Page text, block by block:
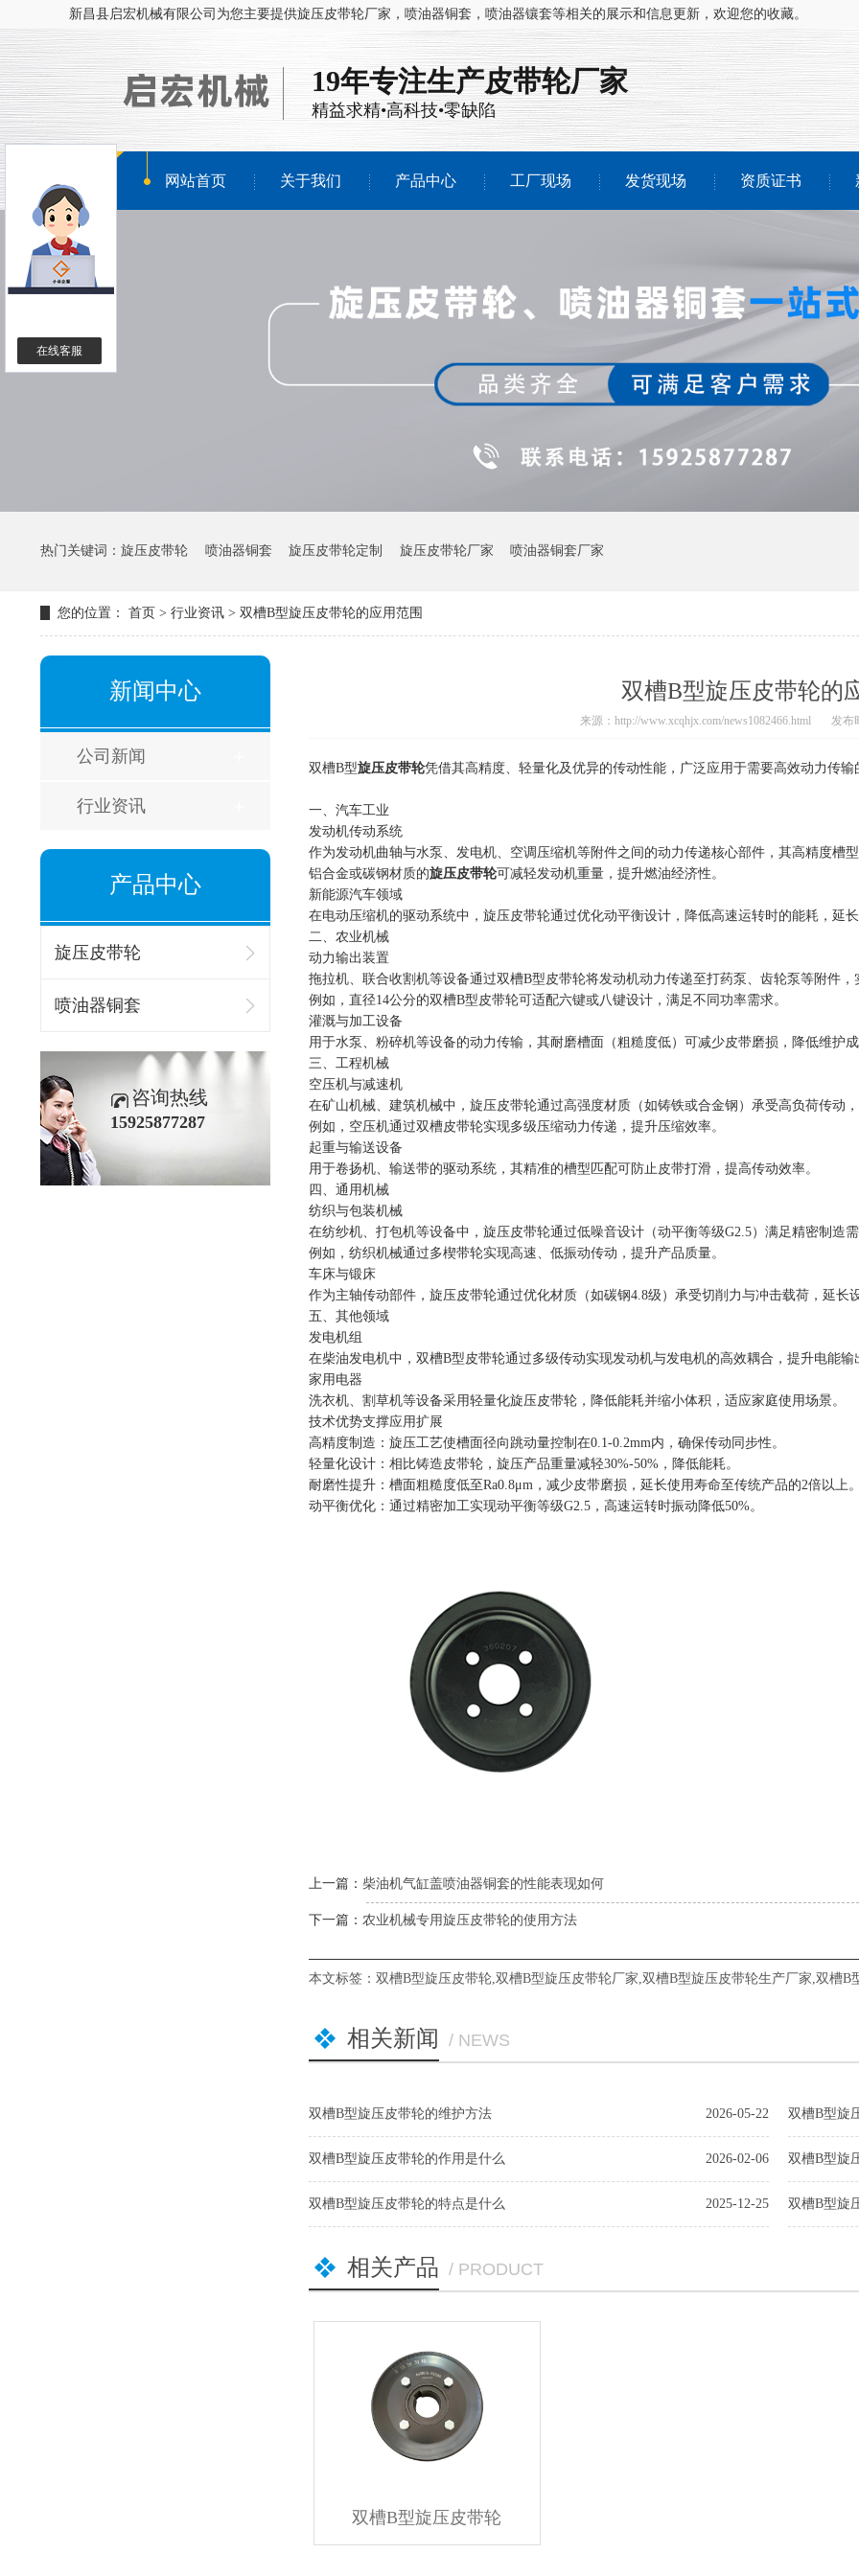
新昌县启宏机械有限公司为您主要提供旋压皮带轮厂家 ，喷油器铜套，喷油器镶套等相关的展示和信息更新，欢迎您的收藏。
19年专注生产皮带轮厂家
精益求精•高科技•零缺陷
网站首页 关于我们 产品中心 工厂现场 发货现场 资质证书
热门关键词： 旋压皮带轮 喷油器铜套 旋压皮带轮定制 旋压皮带轮厂家 喷油器铜套厂家
您的位置： 首页 > 行业资讯 > 双槽B型旋压皮带轮的应用范围
新闻中心
公司新闻
行业资讯
产品中心
旋压皮带轮
喷油器铜套
咨询热线
15925877287
双槽B型旋压皮带轮的
来源：http://www.xcqhjx.com/news1082466.html 发布
双槽B型旋压皮带轮凭借其高精度、轻量化及优异的传动性能，广泛应用于需要高效动力传输
一、汽车工业
发动机传动系统
作为发动机曲轴与水泵、发电机、空调压缩机等附件之间的动力传递核心部件，其高精度槽
铝合金或碳钢材质的旋压皮带轮可减轻发动机重量，提升燃油经济性。
新能源汽车领域
在电动压缩机的驱动系统中，旋压皮带轮通过优化动平衡设计，降低高速运转时的能耗，延长
二、农业机械
动力输出装置
拖拉机、联合收割机等设备通过双槽B型皮带轮将发动机动力传递至打药泵、齿轮泵等附件，
例如，直径14公分的双槽B型皮带轮可适配六键或八键设计，满足不同功率需求。
灌溉与加工设备
用于水泵、粉碎机等设备的动力传输，其耐磨槽面（粗糙度低）可减少皮带磨损，降低维护成
三、工程机械
空压机与减速机
在矿山机械、建筑机械中，旋压皮带轮通过高强度材质（如铸铁或合金钢）承受高负荷传动，
例如，空压机通过双槽皮带轮实现多级压缩动力传递，提升压缩效率。
起重与输送设备
用于卷扬机、输送带的驱动系统，其精准的槽型匹配可防止皮带打滑，提高传动效率。
四、通用机械
纺织与包装机械
在纺纱机、打包机等设备中，旋压皮带轮通过低噪音设计（动平衡等级G2.5）满足精密制造需
例如，纺织机械通过多楔带轮实现高速、低振动传动，提升产品质量。
车床与锻床
作为主轴传动部件，旋压皮带轮通过优化材质（如碳钢4.8级）承受切削力与冲击载荷，延长
五、其他领域
发电机组
在柴油发电机中，双槽B型皮带轮通过多级传动实现发动机与发电机的高效耦合，提升电能输
家用电器
洗衣机、割草机等设备采用轻量化旋压皮带轮，降低能耗并缩小体积，适应家庭使用场景。
技术优势支撑应用扩展
高精度制造：旋压工艺使槽面径向跳动量控制在0.1-0.2mm内，确保传动同步性。
轻量化设计：相比铸造皮带轮，旋压产品重量减轻30%-50%，降低能耗。
耐磨性提升：槽面粗糙度低至Ra0.8μm，减少皮带磨损，延长使用寿命至传统产品的2倍以上。
动平衡优化：通过精密加工实现动平衡等级G2.5，高速运转时振动降低50%。
上一篇： 柴油机气缸盖喷油器铜套的性能表现如何
下一篇： 农业机械专用旋压皮带轮的使用方法
本文标签： 双槽B型旋压皮带轮,双槽B型旋压皮带轮厂家,双槽B型旋压皮带轮生产厂家,双槽B
相关新闻 / NEWS
2026-05-22
双槽B型旋压皮带轮的维护方法 双槽B型旋
2026-02-06
双槽B型旋压皮带轮的作用是什么 双槽B型旋
2025-12-25
双槽B型旋压皮带轮的特点是什么 双槽B型旋
相关产品 / PRODUCT
双槽B型旋压皮带轮
在线客服